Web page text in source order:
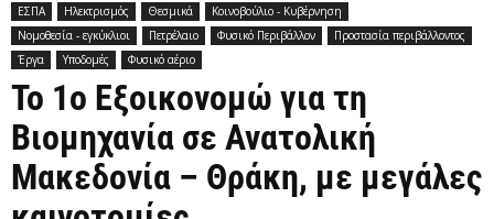
ΕΣΠΑ
Ηλεκτρισμός Θεσμικά
Κοινοβούλιο - Κυβέρνηση
Νομοθεσία - εγκύκλιοι
Πετρέλαιο Φυσικό Περιβάλλον
Προστασία περιβάλλοντος
Έργα
Υποδομές Φυσικό αέριο
Το 1ο Εξοικονομώ για τη
Βιομηχανία σε Ανατολική
Μακεδονία – Θράκη, με μεγάλες